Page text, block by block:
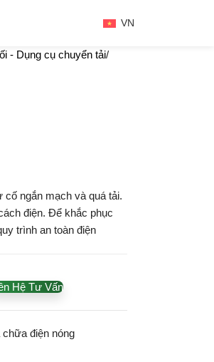
VN
- Dụng cụ chuyển tải
cố ngắn mạch và quá tải.
điện. Để khắc phục
trình an toàn điện
Hệ Tư Vấn
điện nóng